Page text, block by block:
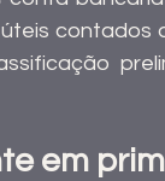
contados
em